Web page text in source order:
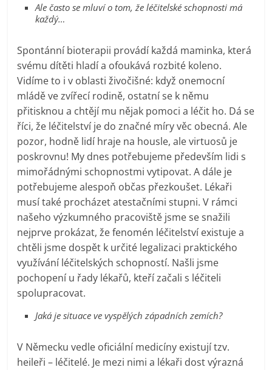
Ale často se mluví o tom, že léčitelské schopnosti má
každý…
Spontánní bioterapii provádí každá maminka, která
svému dítěti hladí a ofoukává rozbité koleno.
Vidíme to i v oblasti živočišné: když onemocní
mládě ve zvířecí rodině, ostatní se k němu
přitisknou a chtějí mu nějak pomoci a léčit ho. Dá se
říci, že léčitelství je do značné míry věc obecná. Ale
pozor, hodně lidí hraje na housle, ale virtuosů je
poskrovnu! My dnes potřebujeme především lidi s
mimořádnými schopnostmi vytipovat. A dále je
potřebujeme alespoň občas přezkoušet. Lékaři
musí také procházet atestačními stupni. V rámci
našeho výzkumného pracoviště jsme se snažili
nejprve prokázat, že fenomén léčitelství existuje a
chtěli jsme dospět k určité legalizaci praktického
využívání léčitelských schopností. Našli jsme
pochopení u řady lékařů, kteří začali s léčiteli
spolupracovat.
Jaká je situace ve vyspělých západních zemích?
V Německu vedle oficiální medicíny existují tzv.
heileři – léčitelé. Je mezi nimi a lékaři dost výrazná